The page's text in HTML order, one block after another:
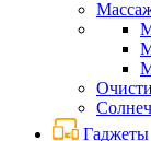
Гаджеты